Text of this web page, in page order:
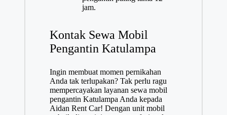
jam.
Kontak Sewa Mobil
Pengantin Katulampa
Ingin membuat momen pernikahan
Anda tak terlupakan? Tak perlu ragu
mempercayakan layanan sewa mobil
pengantin Katulampa Anda kepada
Aidan Rent Car! Dengan unit mobil